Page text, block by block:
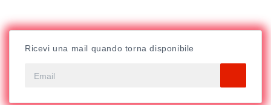
Ricevi una mail quando torna disponibile